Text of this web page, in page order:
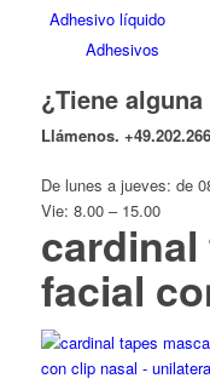
Adhesivo líquido
Adhesivos
¿Tiene
Llámenos.
De lunes a jueves: de
Vie: 8.00 – 15.00
cardinal
facial